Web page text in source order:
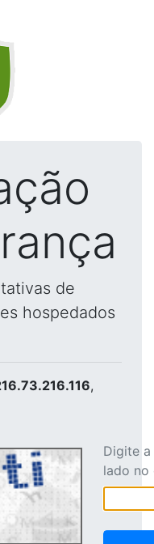
de
hospedados
,
Digite
lado no